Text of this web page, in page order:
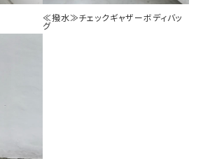
≪撥水≫チェックギャザーボディバッ
グ